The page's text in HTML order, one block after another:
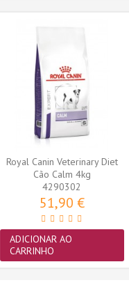
Royal Canin Veterinary Diet
Cão Calm 4kg
4290302
51,90 €
ADICIONAR AO
CARRINHO